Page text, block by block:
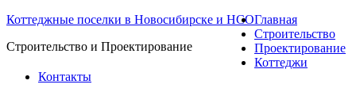
Коттеджные поселки в Новосибирске и НСО
Строительство и Проектирование
Главная
Строительство
Проектирование
Коттеджи
Контакты